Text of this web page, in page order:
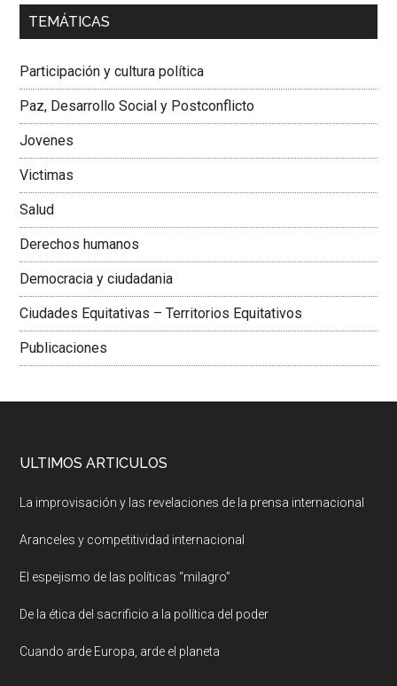
00:00 01:04
Dra. Carolina Corcho Mejía,Presidenta Corporación
Colombiana
TEMÁTICAS
Participación y cultura política
Paz, Desarrollo Social y Postconflicto
Jovenes
Victimas
Salud
Derechos humanos
Democracia y ciudadania
Ciudades Equitativas – Territorios Equitativos
Publicaciones
ULTIMOS ARTICULOS
La improvisación y las revelaciones de la prensa internacional
Aranceles y competitividad internacional
El espejismo de las políticas “milagro”
De la ética del sacrificio a la política del poder
Cuando arde Europa, arde el planeta